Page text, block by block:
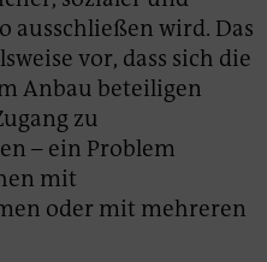
ausschließen wird. Das
vor, dass sich die
Anbau beteiligen
zu
– ein Problem
mit
oder mit mehreren